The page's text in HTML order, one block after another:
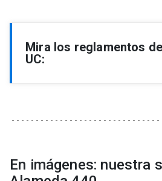
Mira los reglamentos
UC:
Reglamento de Becas y
de Magíster en Derecho,
En imágenes: nuestra